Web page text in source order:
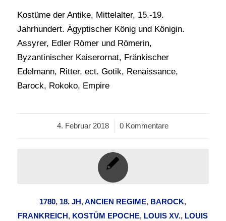
Kostüme der Antike, Mittelalter, 15.-19.
Jahrhundert. Ägyptischer König und Königin.
Assyrer, Edler Römer und Römerin,
Byzantinischer Kaiserornat, Fränkischer
Edelmann, Ritter, ect. Gotik, Renaissance,
Barock, Rokoko, Empire
4. Februar 2018
/ 0 Kommentare
1780, 18. JH,ANCIEN REGIME, BAROCK,
FRANKREICH, KOSTÜM EPOCHE, LOUIS XV., LOUIS